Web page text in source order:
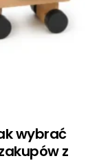
wybrać
z